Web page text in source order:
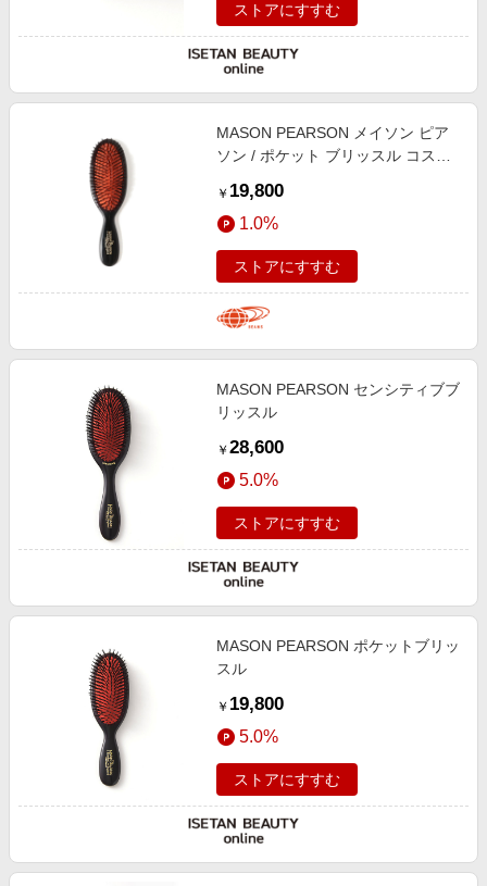
ストアにすすむ
MASON PEARSON メイソン ピア
ソン / ポケット ブリッスル コス
￥ 19,800
1.0%
ストアにすすむ
MASON PEARSON センシティブブ
リッスル
￥ 28,600
5.0%
ストアにすすむ
MASON PEARSON ポケットブリッ
スル
￥ 19,800
5.0%
ストアにすすむ